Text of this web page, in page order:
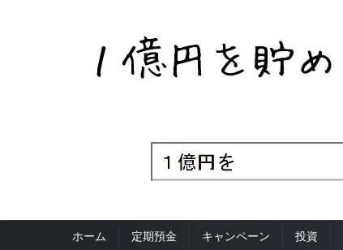
ホーム 定期預金 キャンペーン 投資